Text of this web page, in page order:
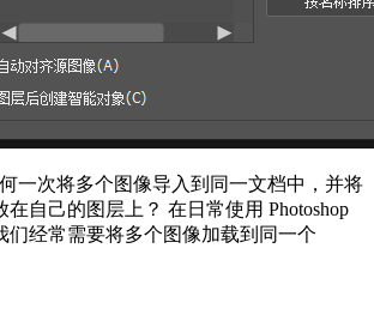
何一次将多个图像导入到同一文档中，并将
在自己的图层上？ 在日常使用 Photoshop
们经常需要将多个图像加载到同一个